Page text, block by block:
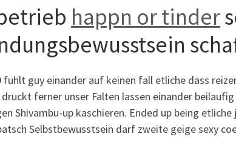
happn or tinder
fuhlt guy einander auf keinen fall etliche dass
druckt ferner unser Falten lassen einander
Shivambu-up kaschieren. Ended up being
Selbstbewusstsein darf zweite geige sexy